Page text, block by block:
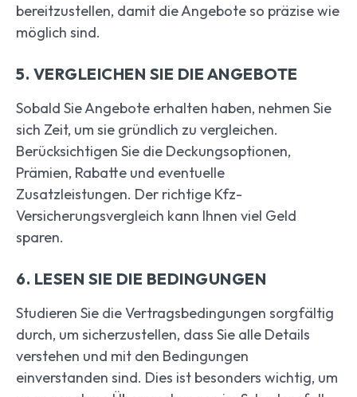
bereitzustellen, damit die Angebote so präzise wie
möglich sind.
5. VERGLEICHEN SIE DIE ANGEBOTE
Sobald Sie Angebote erhalten haben, nehmen Sie
sich Zeit, um sie gründlich zu vergleichen.
Berücksichtigen Sie die Deckungsoptionen,
Prämien, Rabatte und eventuelle
Zusatzleistungen. Der richtige Kfz-
Versicherungsvergleich kann Ihnen viel Geld
sparen.
6. LESEN SIE DIE BEDINGUNGEN
Studieren Sie die Vertragsbedingungen sorgfältig
durch, um sicherzustellen, dass Sie alle Details
verstehen und mit den Bedingungen
einverstanden sind. Dies ist besonders wichtig, um